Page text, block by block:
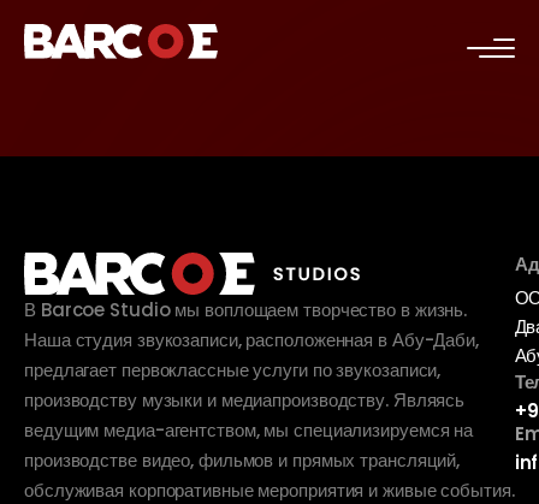
c
В Barcoe Studio мы воплощаем творчество в жизнь.
Наша студия звукозаписи, расположенная в Абу-Даби,
предлагает первоклассные услуги по звукозаписи,
производству музыки и медиапроизводству. Являясь
ведущим медиа-агентством, мы специализируемся на
производстве видео, фильмов и прямых трансляций,
обслуживая корпоративные мероприятия и живые события.